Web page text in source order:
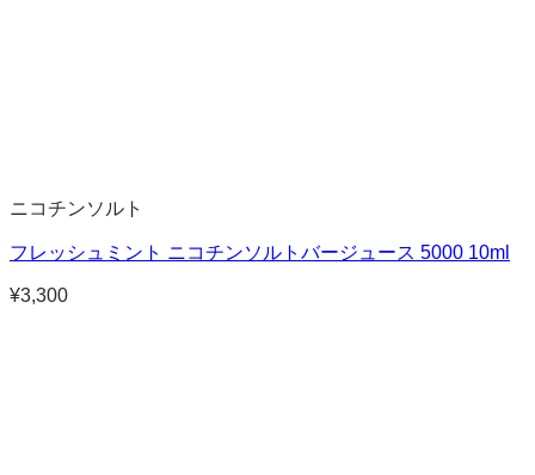
ニコチンソルト
フレッシュミント ニコチンソルトバージュース 5000 10ml
¥3,300